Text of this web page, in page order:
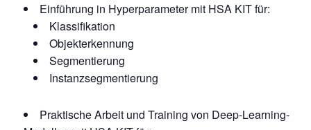
Einführung in Hyperparameter mit HSA KIT für:
Klassifikation
Objekterkennung
Segmentierung
Instanzsegmentierung
Praktische Arbeit und Training von Deep-Learning-